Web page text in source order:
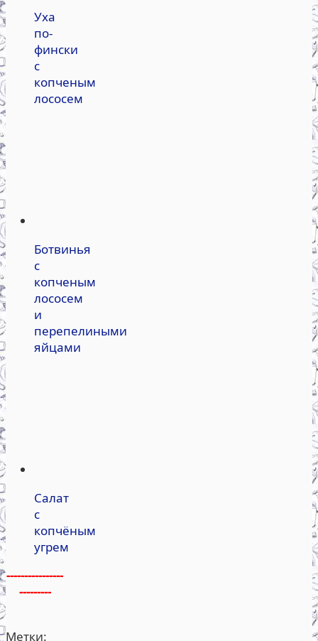
Уха
по-
фински
с
копченым
лососем
Ботвинья
с
копченым
лососем
и
перепелиными
яйцами
Салат
с
копчёным
угрем
----------------
---------
Метки: